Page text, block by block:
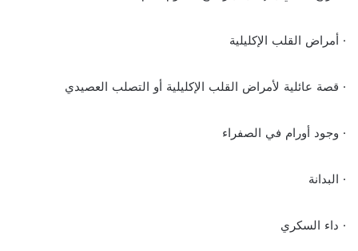
· أمراض القلب الإكليلية
· قصة عائلية لأمراض القلب الإكليلية أو التصلب العصيدي
· وجود أورام في الصفراء
· البدانة
· داء السكري